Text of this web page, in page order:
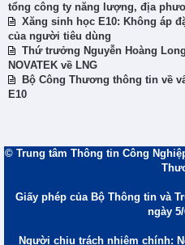
tổng công ty năng lượng, địa
Xăng sinh học E10: Không áp
của người tiêu dùng
Thứ trưởng Nguyễn Hoàng
NOVATEK về LNG
Bộ Công Thương thông tin về
E10
© Trung tâm Thông tin Công
Giấy phép của Bộ Thông tin và
ngày
Người chịu trách nhiệm chính: